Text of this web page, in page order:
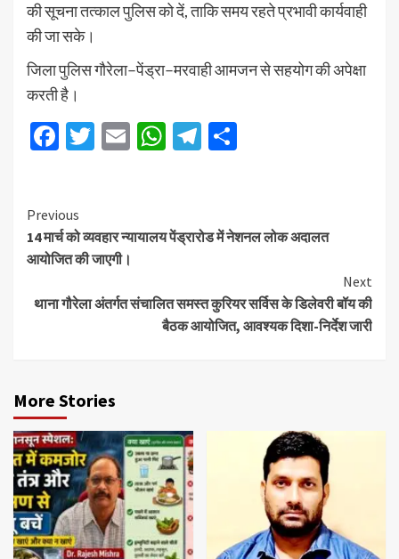
की सूचना तत्काल पुलिस को दें, ताकि समय रहते प्रभावी कार्यवाही
की जा सके।
जिला पुलिस गौरेला–पेंड्रा–मरवाही आमजन से सहयोग की अपेक्षा
करती है।
Facebook
Twitter
EmailWhatsApp
Telegram
Previous
14 मार्च को व्यवहार न्यायालय पेंड्रारोड में नेशनल लोक अदालत
आयोजित की जाएगी।
Next
थाना गौरेला अंतर्गत संचालित समस्त कुरियर सर्विस के डिलेवरी बॉय की
बैठक आयोजित, आवश्यक दिशा-निर्देश जारी
More Stories